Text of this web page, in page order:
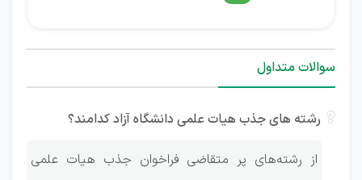
سوالات متداول
رشته های جذب هیات علمی دانشگاه آزاد کدامند؟
از رشته‌های پر متقاضی فراخوان جذب هیات علمی